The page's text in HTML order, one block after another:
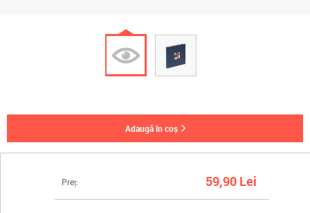
Preț: 59,90 Lei
adaugă în coș